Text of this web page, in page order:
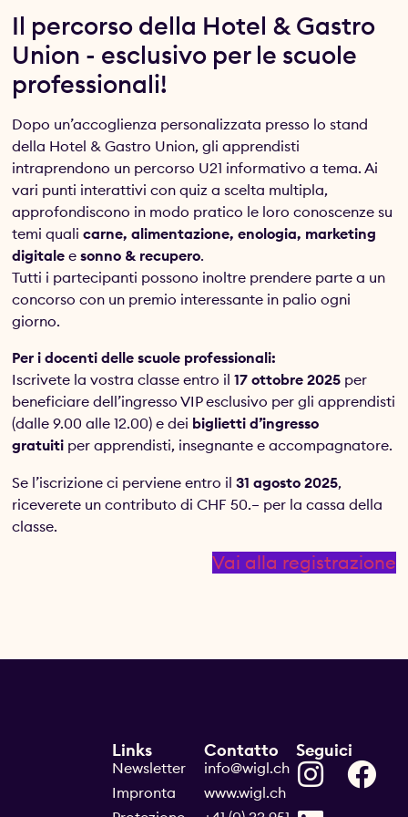
Il percorso della Hotel & Gastro
Union - esclusivo per le scuole
professionali!
Dopo un’accoglienza personalizzata presso lo stand
della Hotel & Gastro Union, gli apprendisti
intraprendono un percorso U21 informativo a tema. Ai
vari punti interattivi con quiz a scelta multipla,
approfondiscono in modo pratico le loro conoscenze su
temi qualicarne, alimentazione, enologia, marketing
digitale esonno & recupero.
Tutti i partecipanti possono inoltre prendere parte a un
concorso con un premio interessante in palio ogni
giorno.
Per i docenti delle scuole professionali:
Iscrivete la vostra classe entro il17 ottobre 2025 per
beneficiare dell’ingresso VIP esclusivo per gli apprendisti
(dalle 9.00 alle 12.00) e dei biglietti d’ingresso
gratuiti per apprendisti, insegnante e accompagnatore.
Se l’iscrizione ci perviene entro il31 agosto 2025,
riceverete un contributo di CHF 50.– per la cassa della
classe.
Vai alla registrazione
Contatto
info@wigl.ch
www.wigl.ch
Links
Newsletter
Impronta
Seguici